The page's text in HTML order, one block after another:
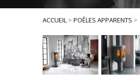
ACCUEIL > POÊLES APPARENTS >